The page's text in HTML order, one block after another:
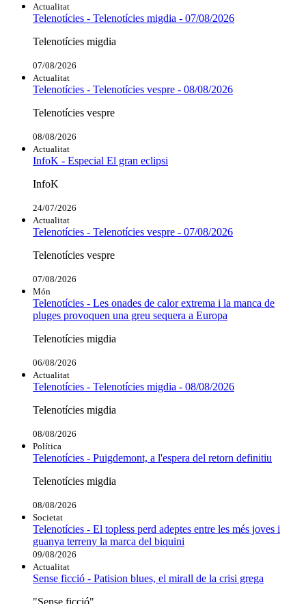
Actualitat
Telenotícies - Telenotícies migdia - 07/08/2026
Telenotícies migdia
07/08/2026
Actualitat
Telenotícies - Telenotícies vespre - 08/08/2026
Telenotícies vespre
08/08/2026
Actualitat
InfoK - Especial El gran eclipsi
InfoK
24/07/2026
Actualitat
Telenotícies - Telenotícies vespre - 07/08/2026
Telenotícies vespre
07/08/2026
Món
Telenotícies - Les onades de calor extrema i la manca de
pluges provoquen una greu sequera a Europa
Telenotícies migdia
06/08/2026
Actualitat
Telenotícies - Telenotícies migdia - 08/08/2026
Telenotícies migdia
08/08/2026
Política
Telenotícies - Puigdemont, a l'espera del retorn definitiu
Telenotícies migdia
08/08/2026
Societat
Telenotícies - El topless perd adeptes entre les més joves i
guanya terreny la marca del biquini
09/08/2026
Actualitat
Sense ficció - Patision blues, el mirall de la crisi grega
"Sense ficció"